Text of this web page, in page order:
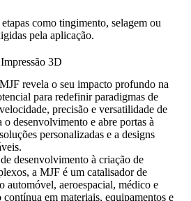
como tingimento, selagem ou
pela aplicação.
3D
revela o seu impacto profundo na
para redefinir paradigmas de
precisão e versatilidade de
desenvolvimento e abre portas à
personalizadas e a designs
desenvolvimento à criação de
a MJF é um catalisador de
automóvel, aeroespacial, médico e
em materiais, equipamentos e